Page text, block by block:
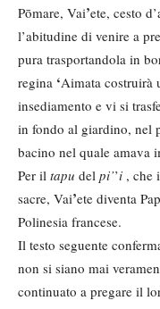
Pōmare, Vai’ete, cesto
l’abitudine di venire a
pura trasportandola in
regina ‘Aimata costruirà
insediamento e vi si
in fondo al giardino, nel
bacino nel quale amava
Per il tapu del pi’’i , che
sacre, Vai’ete diventa
Polinesia francese.
Il testo seguente
non si siano mai
continuato a pregare il